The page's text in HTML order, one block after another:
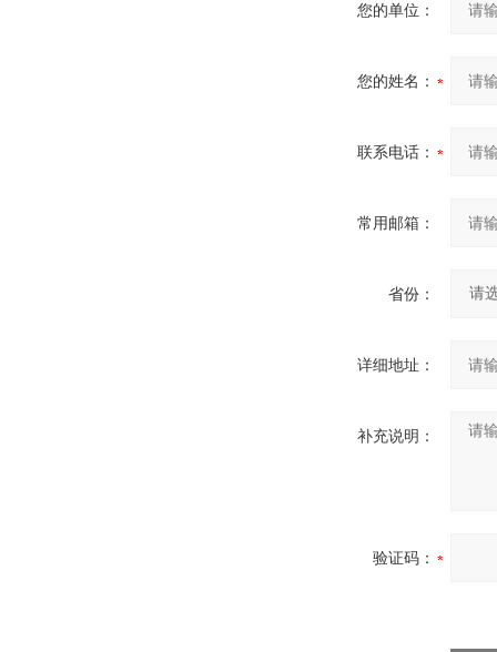
您的单位：
您的姓名：
联系电话：
常用邮箱：
省份：
详细地址：
补充说明：
验证码：